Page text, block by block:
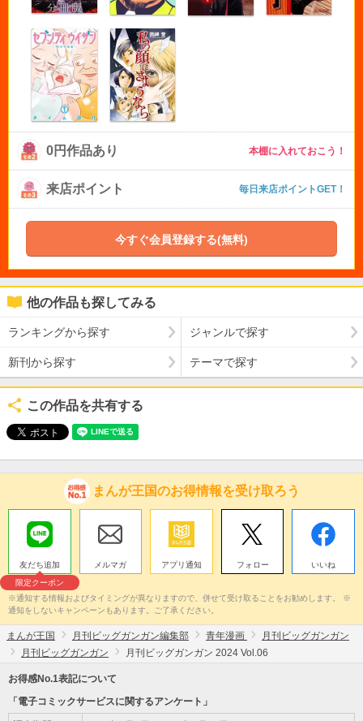
0円作品あり 本棚に入れておこう！
来店ポイント 毎日来店ポイントGET！
今すぐ会員登録する(無料)
他の作品も探してみる
ランキングから探す ジャンルで探す
新刊から探す テーマで探す
この作品を共有する
まんが王国のお得情報を受け取ろう
友だち追加
限定クーポン
メルマガ アプリ通知 フォロー いいね
※通知する情報およびタイミングが異なりますので、併せて受け取ることをお勧めします。 ※
通知をしないキャンペーンもあります。ご了承ください。
まんが王国 月刊ビッグガンガン編集部 青年漫画
月刊ビッグガンガン
月刊ビッグガンガン
月刊ビッグガンガン 2024 Vol.06
お得感No.1表記について
「電子コミックサービスに関するアンケート」